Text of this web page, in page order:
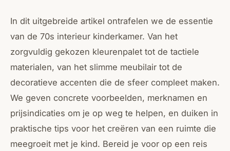
In dit uitgebreide artikel ontrafelen we de essentie
van de 70s interieur kinderkamer. Van het
zorgvuldig gekozen kleurenpalet tot de tactiele
materialen, van het slimme meubilair tot de
decoratieve accenten die de sfeer compleet maken.
We geven concrete voorbeelden, merknamen en
prijsindicaties om je op weg te helpen, en duiken in
praktische tips voor het creëren van een ruimte die
meegroeit met je kind. Bereid je voor op een reis